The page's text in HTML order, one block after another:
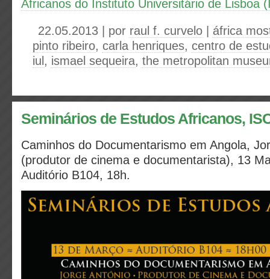
Africanos do Instituto Universitário de Lisboa
22.05.2013 | por raul f. curvelo
áfrica
pinto ribeiro, carla henriques, centro de
iul , ismael sequeira, the metropolitan
Seminários de Estudos Africanos,
Caminhos do Documentarismo em Angola,
(produtor de cinema e documentarista), 13
Auditório B104, 18h.